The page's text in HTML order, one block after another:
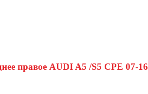
правое AUDI A5 /S5 CPE 07-16